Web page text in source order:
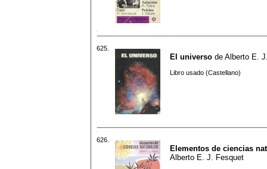
625.
El universo de Alberto E.
Libro usado (Castellano)
626.
Elementos de ciencias
Alberto E. J. Fesquet